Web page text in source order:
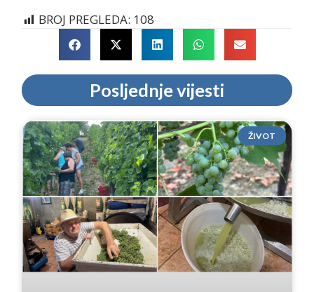
BROJ PREGLEDA: 108
Posljednje vijesti
ŽIVOT